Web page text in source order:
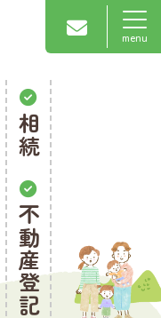
相続
不動産登記